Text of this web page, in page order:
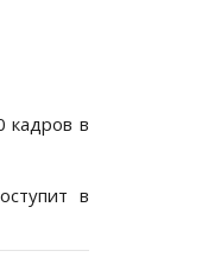
кадров в
в